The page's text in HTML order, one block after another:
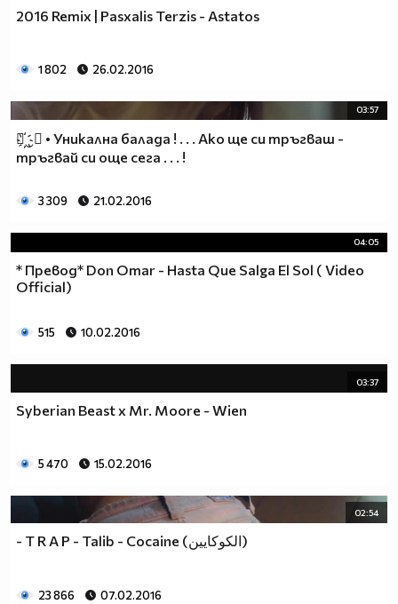
2016 Remix | Pasxalis Terzis - Astatos
1 802 26.02.2016
03:57
☆҉‿↗ • Уникална балада ! . . . Ако ще си тръгваш -
тръгвай си още сега . . . !
3 309 21.02.2016
04:05
* Превод* Don Omar - Hasta Que Salga El Sol ( Video
Official)
515 10.02.2016
03:37
Syberian Beast x Mr. Moore - Wien
5 470 15.02.2016
02:54
- T R A P - Talib - Cocaine (الكوكايين)
23 866 07.02.2016